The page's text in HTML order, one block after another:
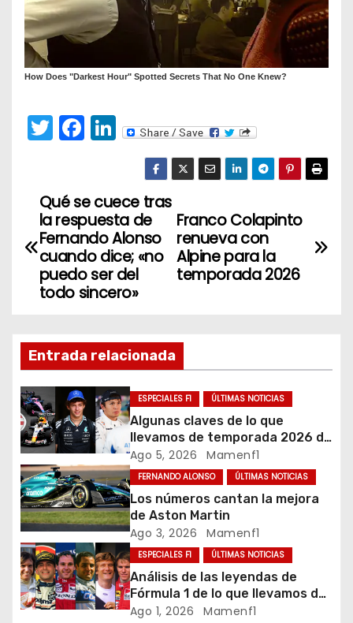
T
w
er
F
a
e
b
o
o
k
Li
e
dI
n
N
a
g
a
c
i
ó
n
d
e
e
Franco Colapinto
renueva con
Alpine para la
temporada 2026
Qué se cuece tras
la respuesta de
Fernando Alonso
cuando dice; «no
puedo ser del
todo sincero»
Entrada relacionada
ESPECIALES F1 ÚLTIMAS NOTICIAS
Algunas claves de lo que
llevamos de temporada 2026 de
Fórmula 1
Ago 5, 2026 Mamenf1
FERNANDO ALONSO ÚLTIMAS NOTICIAS
Los números cantan la mejora
de Aston Martin
Ago 3, 2026 Mamenf1
ESPECIALES F1 ÚLTIMAS NOTICIAS
Análisis de las leyendas de
Fórmula 1 de lo que llevamos de
temporada 2026
Ago 1, 2026 Mamenf1